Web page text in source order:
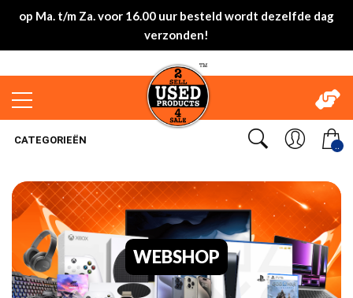
op Ma. t/m Za. voor 16.00 uur besteld wordt dezelfde dag
verzonden!
..
CATEGORIEËN
WEBSHOP